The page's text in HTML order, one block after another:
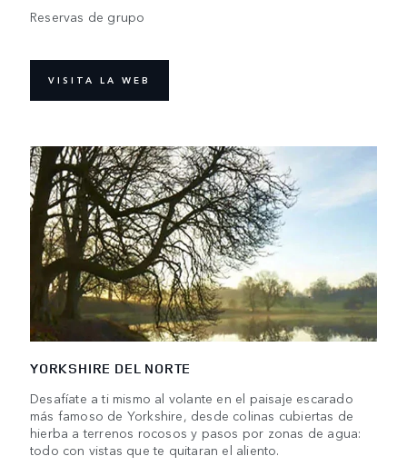
Reservas de grupo
VISITA LA WEB
YORKSHIRE DEL NORTE
Desafíate a ti mismo al volante en el paisaje escarado
más famoso de Yorkshire, desde colinas cubiertas de
hierba a terrenos rocosos y pasos por zonas de agua:
todo con vistas que te quitaran el aliento.